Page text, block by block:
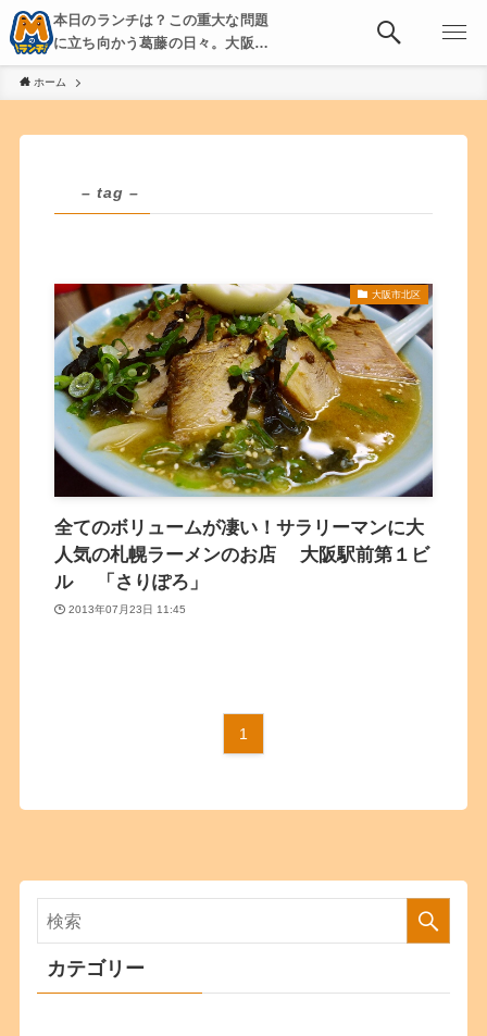
本日のランチは？この重大な問題
に立ち向かう葛藤の日々。大阪・
京都・神戸を中心とした食べ歩
き、飲み歩きを綴る。
ホーム
– tag –
大阪市北区
全てのボリュームが凄い！サラリーマンに大
人気の札幌ラーメンのお店 大阪駅前第１ビ
ル 「さりぽろ」
2013年07月23日 11:45
1
カテゴリー